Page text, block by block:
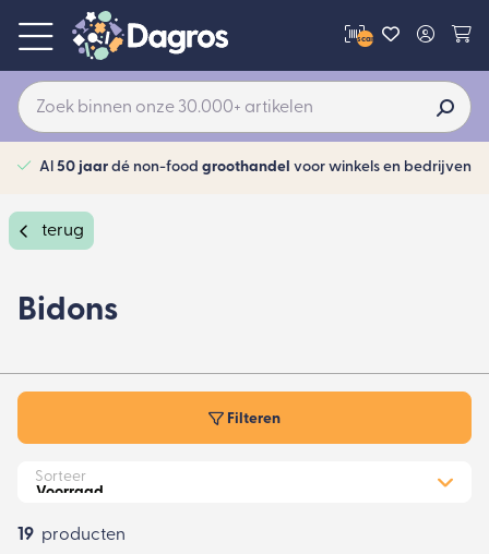
scan
Al 50 jaar dé non-food groothandel voor winkels en bedrijven
terug
Bidons
Filteren
Sorteer
19 producten